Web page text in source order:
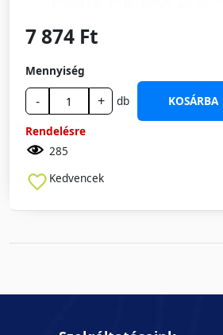
7 874 Ft
Mennyiség
- + db
KOSÁRBA
Rendelésre
285
Kedvencek